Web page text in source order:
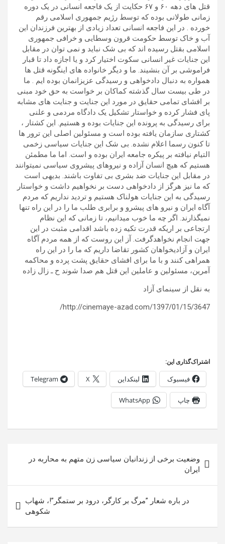
قتل های دهه ۶۰ و ۶۷ حکایت از یک فاجعه انسانی در یک دوره
زمانی طولانی بوده که توسط رژیم جمهوری اسلامی رقم
خورده . در این فاجعه انسانی تعداد زیادی از بهترین فرزندان این
آب و خاک توسط حکومت قرون وسطایی و خرافی جمهوری
اسلامی بقتل رسیده اند که بی شک نباید و نمی توان در مقابل
این جنایات غیر انسانی سکوت اختیار کرد و یا اجازه داد تا قبار
فراموشی بر آن بنشیند. ما و دیگر خانواده های اینگونه قتل ها
همواره به دنبال دادخواهی و رسیدگی عزیزانمان بوده ایم . ما
در طی بیست سال گذشته کماکان بر خواست به حق خود مبنی
بر افشای تمامی حقایق در مورد این جنایت و جنایت های مشابه
پای فشار کرده و خواستار تشکیل یک دادگاه مردمی و علنی
برای رسیدگی به پرونده این جنایات بوده و هستیم. این کشتار ،
کشتاری سازمان یافته بوده است و مسئولین اصلی این ترور ها
تا کنون رسما اعلام نشده. بی شک این جنایات سیاسی زخمی
التیام نیافته بر پیکره جامعه ایران بوده و است. اما ما مطمئن
هستیم که هیچ انسان آزاده و نیروهای پیشروی سیاسی نمیتوانند
در مقابل این جنایات ضد بشری بی تفاوت باشند. بدیهی است
که ما نیز هرگز از دادخواهی دست بر نخواهیم داشت و خواستار
رسیدگی به این جنایات هولناک هستیم و تردید نداریم که مردم
آگاه ایران و نیرو های پیشرو و برابری طلب ما را در این راه تنها
نمیگذارند. اگر چه ما خوب میدانیم، تا زمانی که این نظام
ارتجاعی بر اریکه قدرت تکیه زده باشد اقدامی مثبت در این
جهت انجام نخواهدگرفت. آز این روست که از همه مردم آگاه
ایران و آزادیخواهان کشور تقاضا داریم که ما را در این راه
همراهی کنند و با ما برای افشای حقایق پشت پرده و محاکمه
آمرین، مسئولین و عاملین این قتل هم صدا شوند ح ـ زال زاده
به نقل از سینمای آزاد
http://cinemaye-azad.com/1397/01/15/3647/
اشتراک‌گذاری این:
فیسبوک لینکداین X
Telegram
چاپ WhatsApp
نوشته
وضعیت برخی از زندانیان سیاسی زن متهم به محاربه در
ایران
در باره شعار ”مرگ بر کارگر، درود بر ستمگر”!، شهاب
شکوهی